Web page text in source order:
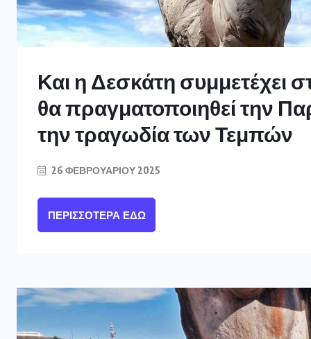
Και η Δεσκάτη συμμετέχει
θα πραγματοποιηθεί την
την τραγωδία των Τεμπών
26 ΦΕΒΡΟΥΑΡΊΟΥ 2025
ΠΕΡΙΣΣΌΤΕΡΑ ΕΔΏ